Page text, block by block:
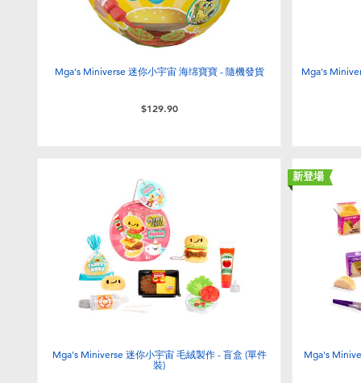
Mga's Miniverse 迷你小宇宙 海绵寶寶 - 隨機發貨
$129.90
Mga's
Mga's Miniverse 迷你小宇宙 毛絨製作 - 盲盒 (單件
裝)
新登場
Mga's